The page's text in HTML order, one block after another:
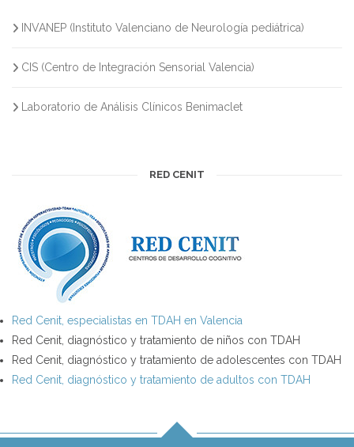
INVANEP (Instituto Valenciano de Neurología pediátrica)
CIS (Centro de Integración Sensorial Valencia)
Laboratorio de Análisis Clínicos Benimaclet
RED CENIT
Red Cenit, especialistas en TDAH en Valencia
Red Cenit, diagnóstico y tratamiento de niños con TDAH
Red Cenit, diagnóstico y tratamiento de adolescentes con TDAH
Red Cenit, diagnóstico y tratamiento de adultos con TDAH